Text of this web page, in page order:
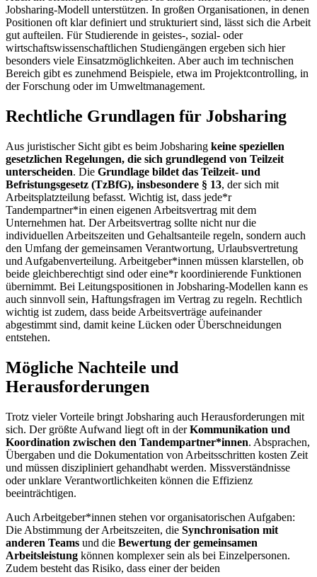
Jobsharing-Modell unterstützen. In großen Organisationen, in denen
Positionen oft klar definiert und strukturiert sind, lässt sich die Arbeit
gut aufteilen. Für Studierende in geistes-, sozial- oder
wirtschaftswissenschaftlichen Studiengängen ergeben sich hier
besonders viele Einsatzmöglichkeiten. Aber auch im technischen
Bereich gibt es zunehmend Beispiele, etwa im Projektcontrolling, in
der Forschung oder im Umweltmanagement.
Rechtliche Grundlagen für Jobsharing
Aus juristischer Sicht gibt es beim Jobsharing keine speziellen
gesetzlichen Regelungen, die sich grundlegend von Teilzeit
unterscheiden. Die Grundlage bildet das Teilzeit- und
Befristungsgesetz (TzBfG), insbesondere § 13, der sich mit
Arbeitsplatzteilung befasst. Wichtig ist, dass jede*r
Tandempartner*in einen eigenen Arbeitsvertrag mit dem
Unternehmen hat. Der Arbeitsvertrag sollte nicht nur die
individuellen Arbeitszeiten und Gehaltsanteile regeln, sondern auch
den Umfang der gemeinsamen Verantwortung, Urlaubsvertretung
und Aufgabenverteilung. Arbeitgeber*innen müssen klarstellen, ob
beide gleichberechtigt sind oder eine*r koordinierende Funktionen
übernimmt. Bei Leitungspositionen in Jobsharing-Modellen kann es
auch sinnvoll sein, Haftungsfragen im Vertrag zu regeln. Rechtlich
wichtig ist zudem, dass beide Arbeitsverträge aufeinander
abgestimmt sind, damit keine Lücken oder Überschneidungen
entstehen.
Mögliche Nachteile und
Herausforderungen
Trotz vieler Vorteile bringt Jobsharing auch Herausforderungen mit
sich. Der größte Aufwand liegt oft in derKommunikation und
Koordination zwischen den Tandempartner*innen. Absprachen,
Übergaben und die Dokumentation von Arbeitsschritten kosten Zeit
und müssen diszipliniert gehandhabt werden. Missverständnisse
oder unklare Verantwortlichkeiten können die Effizienz
beeinträchtigen.
Auch Arbeitgeber*innen stehen vor organisatorischen Aufgaben:
Die Abstimmung der Arbeitszeiten, die Synchronisation mit
anderen Teams und die Bewertung der gemeinsamen
Arbeitsleistung können komplexer sein als bei Einzelpersonen.
Zudem besteht das Risiko, dass einer der beiden